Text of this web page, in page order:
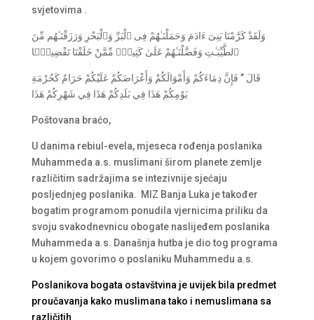
svjetovima .
وَلَقَدْ كَرَّمْنَا بَنِىٓ ءَادَمَ وَحَمَلْنَـٰهُمْ فِى ٱلْبَرِّ وَٱلْبَحْرِ وَرَزَقْنَـٰهُم مِّنَ
ٱلطَّيِّبَـٰتِ وَفَضَّلْنَـٰهُمْ عَلَىٰ كَثِيرٍۢ مِّمَّنْ خَلَقْنَا تَفْضِيلًۭا
قَالَ ‏”‏ فَإِنَّ دِمَاءَكُمْ وَأَمْوَالَكُمْ وَأَعْرَاضَكُمْ عَلَيْكُمْ حَرَامٌ كَحُرْمَةِ
يَوْمِكُمْ هَذَا فِي بَلَدِكُمْ هَذَا فِي شَهْرِكُمْ هَذَا
Poštovana braćo,
U danima rebiul-evela, mjeseca rođenja poslanika
Muhammeda a.s. muslimani širom planete zemlje
različitim sadržajima se intezivnije sjećaju
posljednjeg poslanika. MIZ Banja Luka je također
bogatim programom ponudila vjernicima priliku da
svoju svakodnevnicu obogate naslijeđem poslanika
Muhammeda a.s. Današnja hutba je dio tog programa
u kojem govorimo o poslaniku Muhammedu a.s.
Poslanikova bogata ostavštvina je uvijek bila predmet
proučavanja kako muslimana tako i nemuslimana sa
različitih